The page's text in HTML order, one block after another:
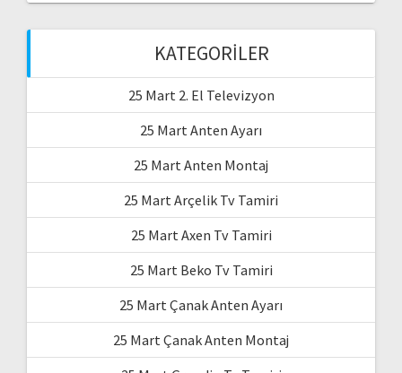
KATEGORILER
25 Mart 2. El Televizyon
25 Mart Anten Ayarı
25 Mart Anten Montaj
25 Mart Arçelik Tv Tamiri
25 Mart Axen Tv Tamiri
25 Mart Beko Tv Tamiri
25 Mart Çanak Anten Ayarı
25 Mart Çanak Anten Montaj